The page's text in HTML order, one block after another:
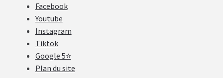
Facebook
Youtube
Instagram
Tiktok
Google 5⭐
Plan du site